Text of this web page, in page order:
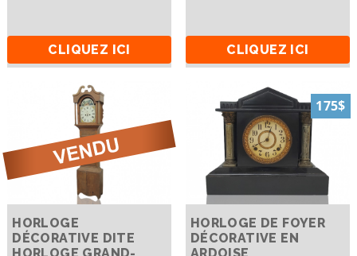
CLIQUEZ ICI CLIQUEZ ICI
HORLOGE
DÉCORATIVE DITE
175$
HORLOGE DE FOYER
DÉCORATIVE EN